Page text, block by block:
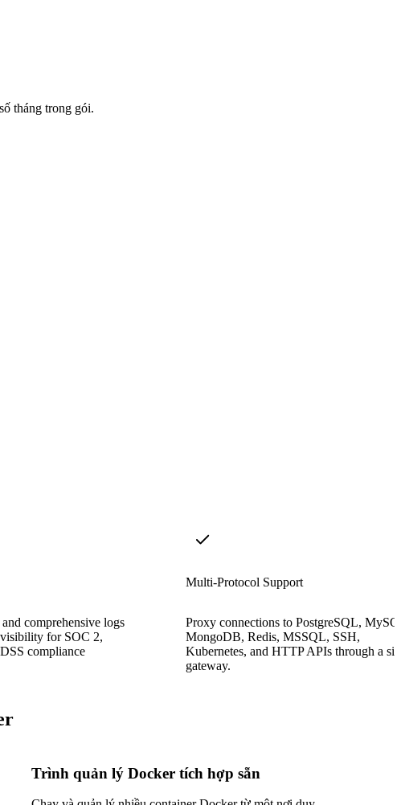
tháng trong gói.
comprehensive logs
for SOC 2,
compliance
Multi-Protocol Support
Proxy connections to PostgreSQL,
MongoDB, Redis, MSSQL, SSH,
Kubernetes, and HTTP APIs through a
gateway.
Trình quản lý Docker tích hợp sẵn